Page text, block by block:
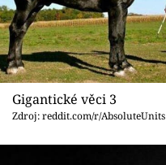
Gigantické věci 3
Zdroj: reddit.com/r/AbsoluteUnits